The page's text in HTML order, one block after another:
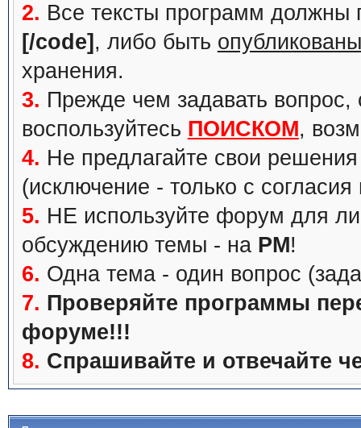
2. Все тексты программ должны
[/code] , либо быть
хранения.
3. Прежде чем задавать вопрос,
воспользуйтесь ПОИСКОМ,
4. Не предлагайте свои
(исключение - только с
5. НЕ используйте форум для
обсуждению темы - на PM!
6. Одна тема - один вопрос
7. Проверяйте программы
форуме!!!
8. Спрашивайте и отвечайте